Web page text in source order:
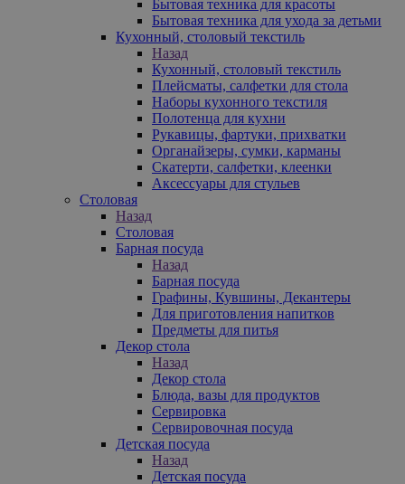
Бытовая техника для красоты
Бытовая техника для ухода за детьми
Кухонный, столовый текстиль
Назад
Кухонный, столовый текстиль
Плейсматы, салфетки для стола
Наборы кухонного текстиля
Полотенца для кухни
Рукавицы, фартуки, прихватки
Органайзеры, сумки, карманы
Скатерти, салфетки, клеенки
Аксессуары для стульев
Столовая
Назад
Столовая
Барная посуда
Назад
Барная посуда
Графины, Кувшины, Декантеры
Для приготовления напитков
Предметы для питья
Декор стола
Назад
Декор стола
Блюда, вазы для продуктов
Сервировка
Сервировочная посуда
Детская посуда
Назад
Детская посуда